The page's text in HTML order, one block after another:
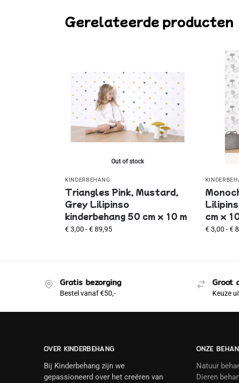
Gerelateerde producten
Out of stock
KINDERBEHANG
Triangles Pink, Mustard,
Grey Lilipinso
kinderbehang 50 cm x 10 m
€3,00 -€89,95
cm x
€3,00 - €
Gratis bezorging
Bestel vanaf €50,-
Groot
Keuze
OVER KINDERBEHANG
Bij Kinderbehang zijn we
gepassioneerd over het creëren van
ONZE
Natuur
Dieren